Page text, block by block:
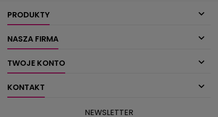
PRODUKTY 
NASZA FIRMA 
TWOJE KONTO 
KONTAKT 
NEWSLETTER